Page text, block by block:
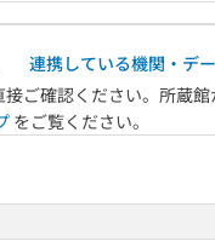
連携している機関・デ
ご確認ください。所蔵
をご覧ください。